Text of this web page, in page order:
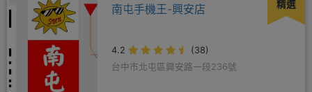
精選
南屯手機王-興安店
4.2
(38)
台中市北屯區興安路一段236號